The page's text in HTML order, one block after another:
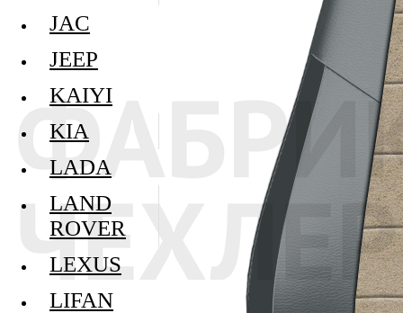
JAC
JEEP
KAIYI
KIA
LADA
LAND
ROVER
LEXUS
LIFAN